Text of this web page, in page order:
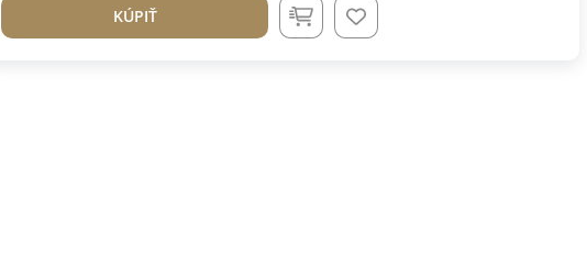
KÚPIŤ